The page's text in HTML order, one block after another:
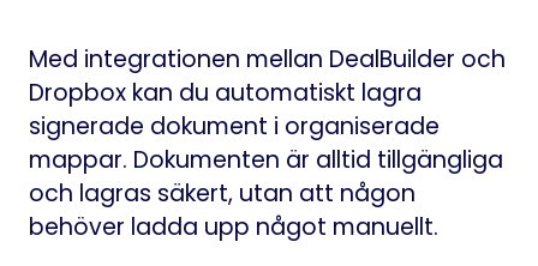
Med integrationen mellan DealBuilder och
Dropbox kan du automatiskt lagra
signerade dokument i organiserade
mappar. Dokumenten är alltid tillgängliga
och lagras säkert, utan att någon
behöver ladda upp något manuellt.